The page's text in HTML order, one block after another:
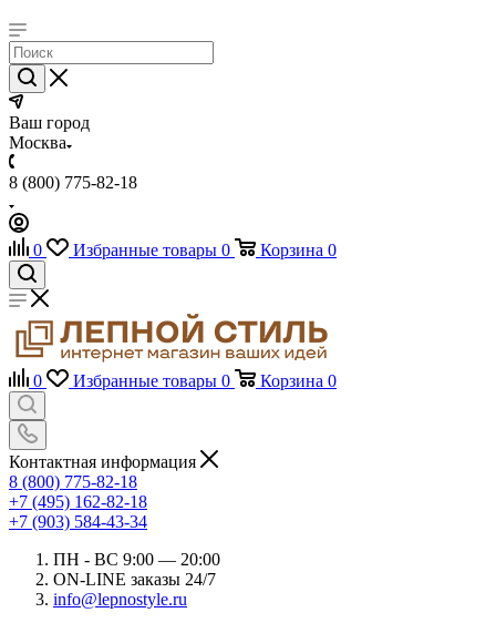
Ваш город
Москва
8 (800) 775-82-18
0 Избранные товары 0 Корзина 0
0 Избранные товары 0 Корзина 0
Контактная информация
8 (800) 775-82-18
+7 (495) 162-82-18
+7 (903) 584-43-34
ПН - ВС 9:00 — 20:00
ON-LINE заказы 24/7
info@lepnostyle.ru